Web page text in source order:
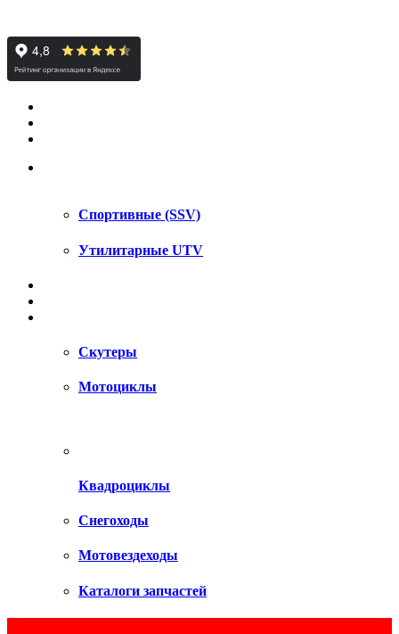
Спортивные (SSV)
Утилитарные UTV
Скутеры
Мотоциклы
Квадроциклы
Снегоходы
Мотовездеходы
Каталоги запчастей